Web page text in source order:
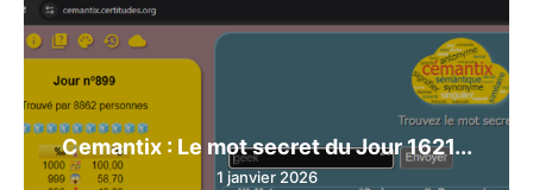
Cemantix : Le mot secret du Jour 1621...
1 janvier 2026